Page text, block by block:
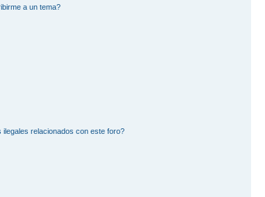
a un tema?
relacionados con este foro?